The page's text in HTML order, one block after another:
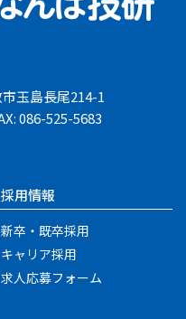
玉島長尾214-1
086-525-5683
採用情報
新卒・既卒採用
キャリア採用
求人応募フォーム